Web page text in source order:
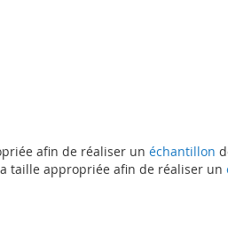
afin de réaliser un échantillon
la taille appropriée afin de réaliser un